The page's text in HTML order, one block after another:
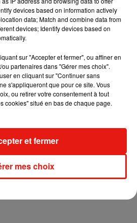
et Didi B dévoilent le single le plus
de l’année
et Amélie Lens dévoilent leur
tant attendue
Blanco invite Selena Gomez et
G sur son nouveau single
devices based on information actively
data; Match and combine data from
devices; Identify devices based on
sur "Accepter et fermer", ou affiner en
partenaires dans "Gérer mes choix".
en cliquant sur "Continuer sans
s'appliqueront que pour ce site. Vous
ou retirer votre consentement à tout
cookies" situé en bas de chaque page.
mes choix
et fermer